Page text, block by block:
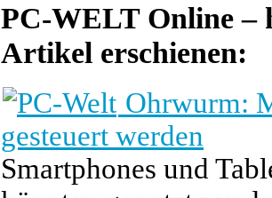
PC-WELT Online –
Artikel erschienen:
Ohrwurm:
gesteuert werden
Smartphones und